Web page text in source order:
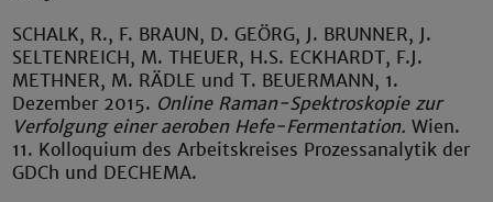
SCHALK, R., F. BRAUN, D. GEÖRG, J. BRUNNER, J.
SELTENREICH, M.THEUER, H.S. ECKHARDT, F.J.
METHNER, M. RÄDLE und T. BEUERMANN, 1.
Dezember 2015. Online Raman-Spektroskopie zur
Verfolgung einer aeroben Hefe-Fermentation.Wien.
11. Kolloquium des Arbeitskreises Prozessanalytik der
GDCh und DECHEMA.